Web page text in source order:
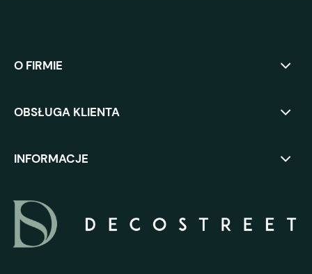
O FIRMIE
OBSŁUGA KLIENTA
INFORMACJE